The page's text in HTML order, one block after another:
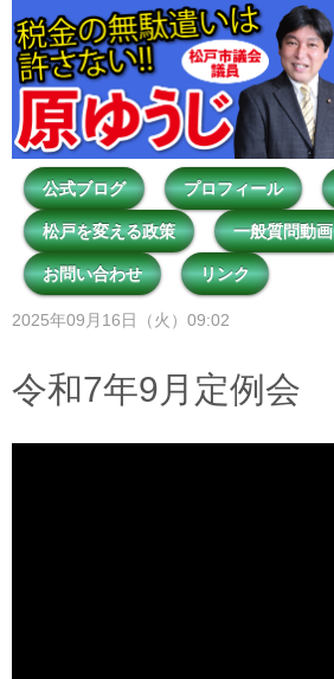
公式ブログ プロフィール
松戸を変える政策 一般質問動画
お問い合わせ リンク
2025年09月16日（火）09:02
令和7年9月定例会